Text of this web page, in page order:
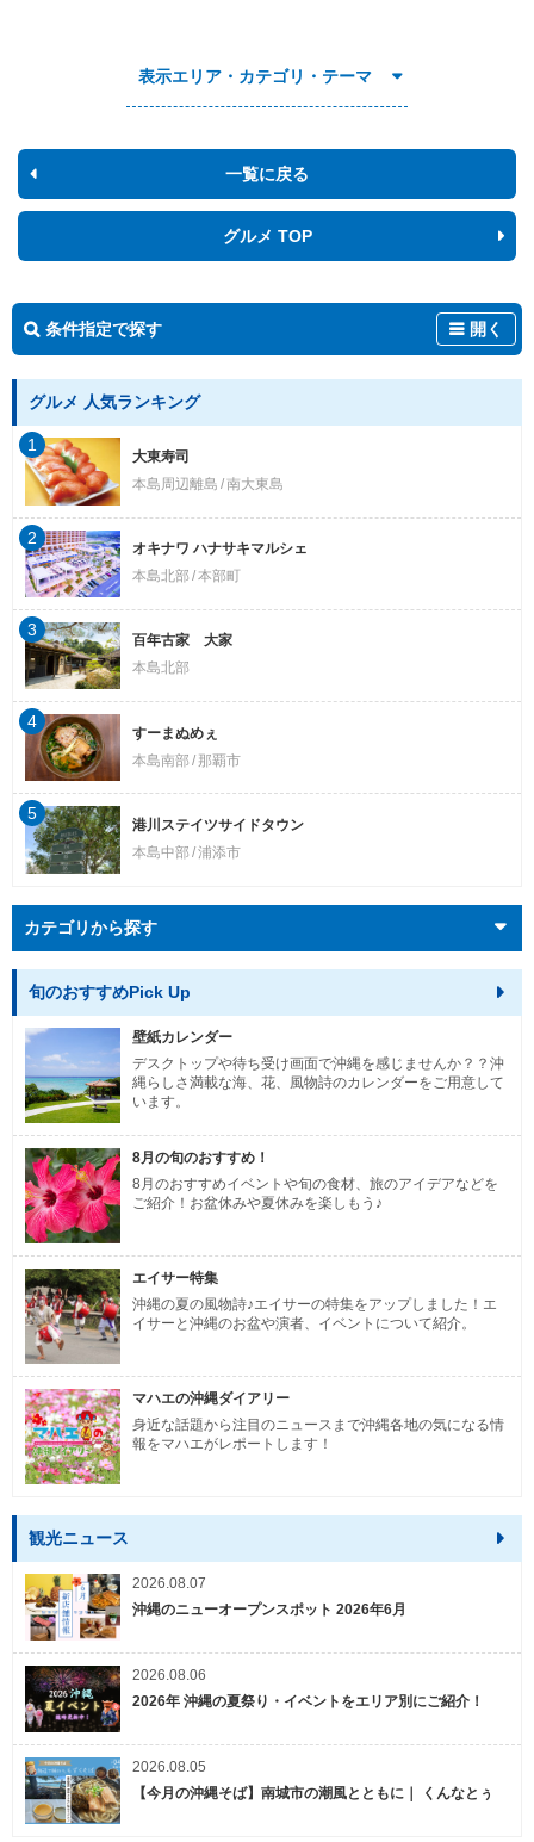
表示エリア・カテゴリ・テーマ
一覧に戻る
グルメ TOP
条件指定で探す 開く
グルメ 人気ランキング
大東寿司
本島周辺離島 南大東島
1
オキナワ ハナサキマルシェ
本島北部 本部町
2
百年古家 大家
本島北部
3
すーまぬめぇ
本島南部
那覇市
4
港川ステイツサイドタウン
本島中部 浦添市
5
カテゴリから探す
旬のおすすめPick Up
壁紙カレンダー
デスクトップや待ち受け画面で沖縄を感じませんか？？沖
縄らしさ満載な海、花、風物詩のカレンダーをご用意して
います。
8月の旬のおすすめ！
8月のおすすめイベントや旬の食材、旅のアイデアなどを
ご紹介！お盆休みや夏休みを楽しもう♪
エイサー特集
沖縄の夏の風物詩♪エイサーの特集をアップしました！エ
イサーと沖縄のお盆や演者、イベントについて紹介。
マハエの沖縄ダイアリー
身近な話題から注目のニュースまで沖縄各地の気になる情
報をマハエがレポートします！
観光ニュース
2026.08.07
沖縄のニューオープンスポット 2026年6月
2026.08.06
2026年 沖縄の夏祭り・イベントをエリア別にご紹介！
2026.08.05
【今月の沖縄そば】南城市の潮風とともに｜ くんなとぅ